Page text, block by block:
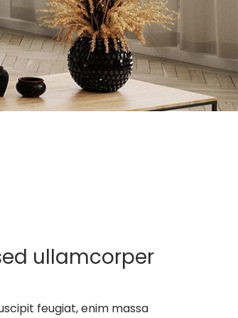
ullamcorper
feugiat, enim massa